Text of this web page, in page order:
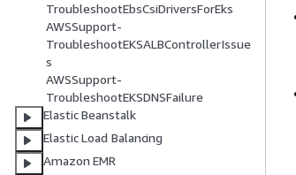
TroubleshootEbsCsiDriversForEks
AWSSupport-
TroubleshootEKSALBControllerIssue
s
AWSSupport-
TroubleshootEKSDNSFailure
Elastic Beanstalk
Elastic Load Balancing
Amazon EMR